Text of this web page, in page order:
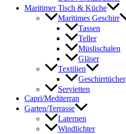
Maritimer Tisch & Küche
Maritimes Geschirr
Tassen
Teller
Müslischalen
Gläser
Textilien
Geschirrtücher
Servietten
Capri/Mediterran
Garten/Terrasse
Laternen
Windlichter